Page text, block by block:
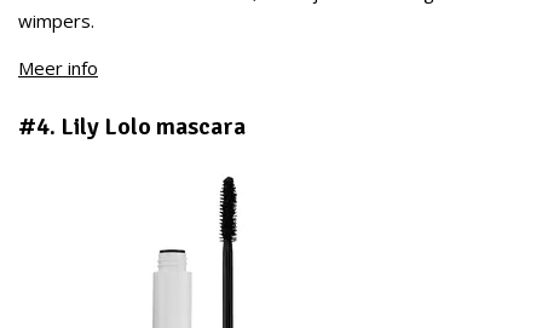
wimpers.
Meer info
#4. Lily Lolo mascara